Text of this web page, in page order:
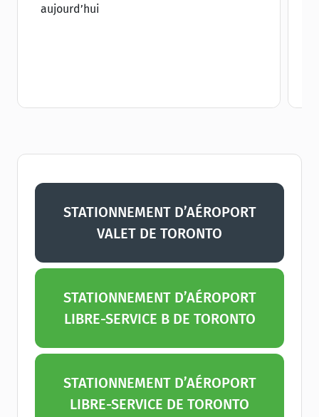
aujourd’hui
STATIONNEMENT D’AÉROPORT
VALET DE TORONTO
STATIONNEMENT D’AÉROPORT
LIBRE-SERVICE B DE TORONTO
STATIONNEMENT D’AÉROPORT
LIBRE-SERVICE DE TORONTO